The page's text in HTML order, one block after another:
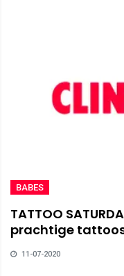
BABES
TATTOO
prachtige
11-07-2020